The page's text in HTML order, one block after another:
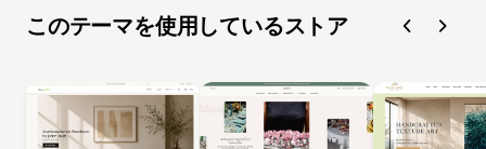
このテーマを使用しているストア